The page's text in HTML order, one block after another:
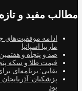
مطالب مفید و تازه
ادامه موفقیت‌های
ماربیا اسپانیا
صد و پنجاه و
قیمت طلا و سکه پنجشنبه
بقایی: برنامه‌ای
پزشکیان:
بود